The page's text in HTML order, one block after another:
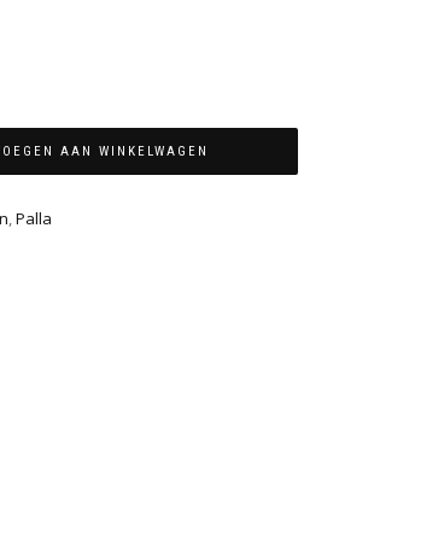
AAN WINKELWAGEN
,Palla